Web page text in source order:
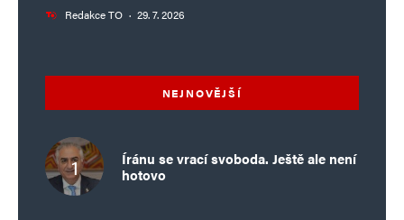
Redakce TO · 29. 7. 2026
NEJNOVĚJŠÍ
Íránu se vrací svoboda. Ještě ale není
hotovo